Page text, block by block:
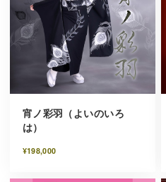
宵ノ彩羽（よいのいろ
は）
¥198,000